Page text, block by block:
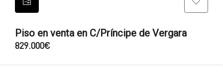
Piso en venta en C/Príncipe de Vergara
829.000€